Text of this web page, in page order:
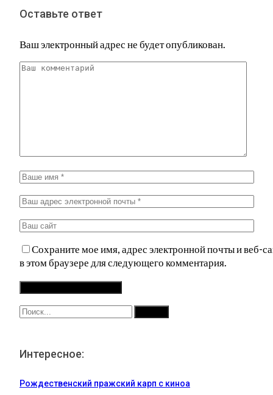
Оставьте ответ
Ваш электронный адрес не будет опубликован.
Сохраните мое имя, адрес электронной почты и веб-
в этом браузере для следующего комментария.
Интересное:
Рождественский пражский карп с киноа